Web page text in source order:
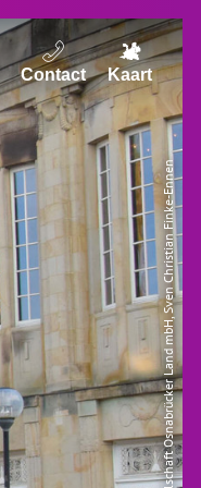
Contact Kaart
© Tourismusgesellschaft Osnabrücker Land mbH, Sven Christian Finke-Ennen